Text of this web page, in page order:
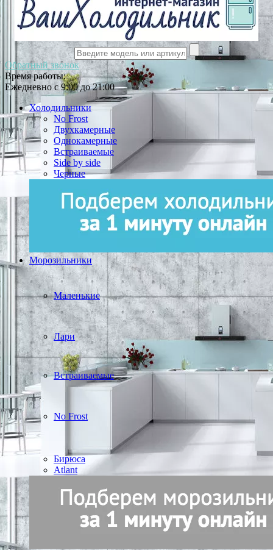
Обратный звонок
Время работы:
Ежедневно с 9:00 до 21:00
Холодильники
No Frost
Двухкамерные
Однокамерные
Встраиваемые
Side by side
Черные
Морозильники
Маленькие
Лари
Встраиваемые
No Frost
Бирюса
Atlant